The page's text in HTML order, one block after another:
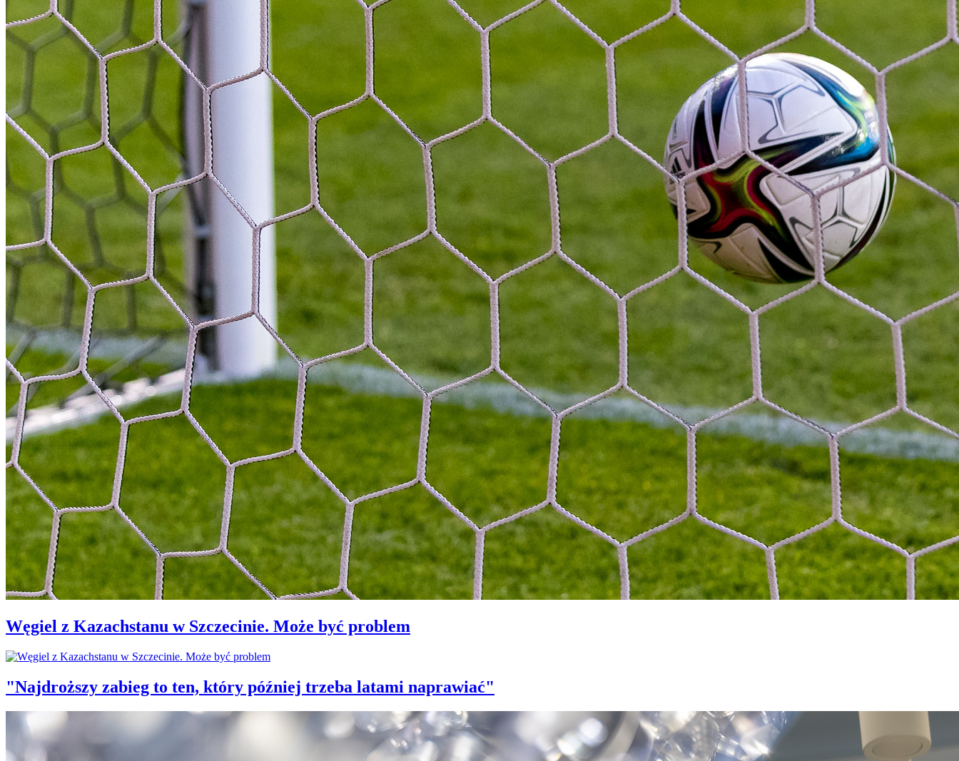
Węgiel z Kazachstanu w Szczecinie. Może być problem
"Najdroższy zabieg to ten, który później trzeba latami naprawiać"